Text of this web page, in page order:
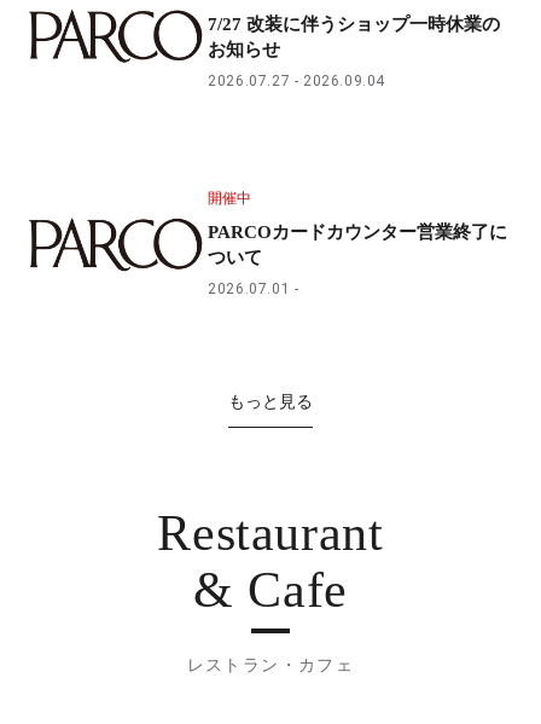
7/27 改装に伴うショップ一時休業の
お知らせ
2026.07.27 2026.09.04
開催中
PARCOカードカウンター営業終了に
ついて
2026.07.01
もっと見る
Restaurant
& Cafe
レストラン・カフェ